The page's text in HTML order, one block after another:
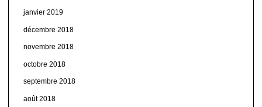
janvier 2019
décembre 2018
novembre 2018
octobre 2018
septembre 2018
août 2018